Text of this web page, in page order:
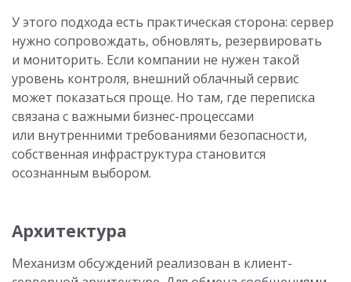
У этого подхода есть практическая сторона: сервер
нужно сопровождать, обновлять, резервировать
и мониторить. Если компании не нужен такой
уровень контроля, внешний облачный сервис
может показаться проще. Но там, где переписка
связана с важными бизнес-процессами
или внутренними требованиями безопасности,
собственная инфраструктура становится
осознанным выбором.
Архитектура
Механизм обсуждений реализован в клиент-